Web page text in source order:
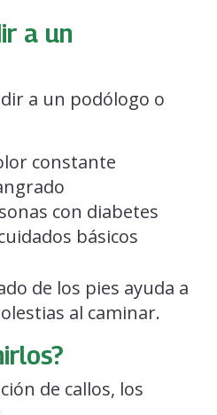
a un
a un podólogo o
constante
con diabetes
básicos
de callos, los